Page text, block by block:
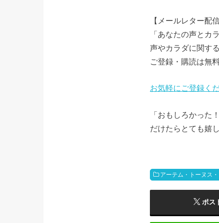
【メールレター配
「あなたの声とカ
声やカラダに関す
ご登録・購読は無料
お気軽にご登録く
「おもしろかった
だけたらとても嬉
アーテム・トーヌス
ポス